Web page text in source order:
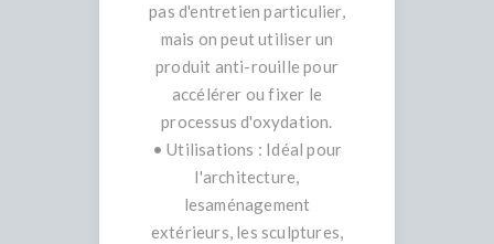
pas d'entretien particulier,
mais on peut utiliser un
produit anti-rouille pour
accélérer ou fixer le
processus d'oxydation.
• Utilisations : Idéal pour
l'architecture,
lesaménagement
extérieurs, les sculptures,